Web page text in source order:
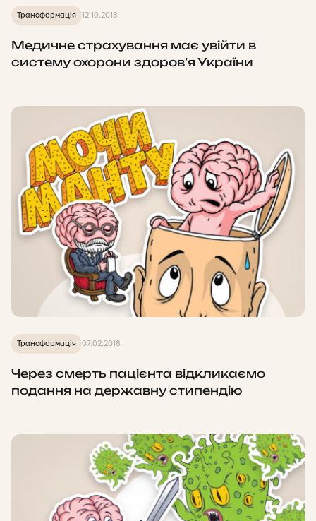
Трансформація 12.10.2018
Медичне страхування має увійти в
систему охорони здоров’я України
Трансформація 07.02.2018
Через смерть пацієнта відкликаємо
подання на державну стипендію